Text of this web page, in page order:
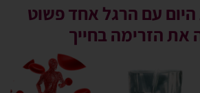
עם הרגל אחד פשוט
את הזרימה בחייך